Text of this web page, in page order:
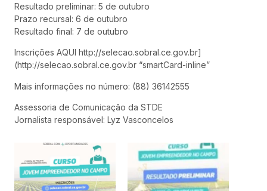
Resultado preliminar: 5 de outubro
Prazo recursal: 6 de outubro
Resultado final: 7 de outubro
Inscrições AQUI http://selecao.sobral.ce.gov.br]
(http://selecao.sobral.ce.gov.br “smartCard-inline”
Mais informações no número: (88) 36142555
Assessoria de Comunicação da STDE
Jornalista responsável: Lyz Vasconcelos